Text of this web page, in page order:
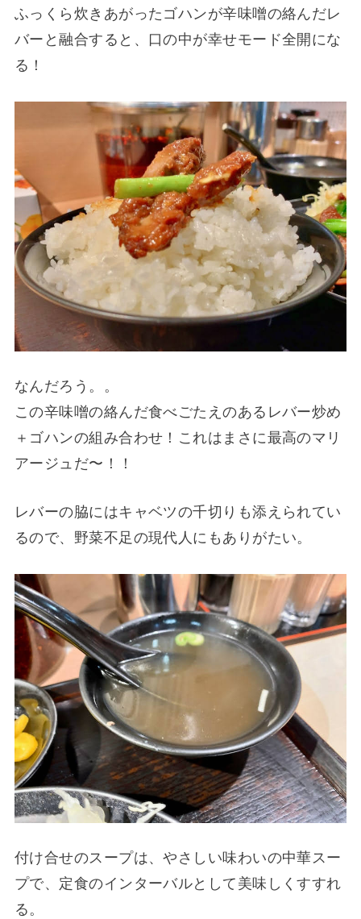
ふっくら炊きあがったゴハンが辛味噌の絡んだレ
バーと融合すると、口の中が幸せモード全開にな
る！
なんだろう。。
この辛味噌の絡んだ食べごたえのあるレバー炒め
＋ゴハンの組み合わせ！これはまさに最高のマリ
アージュだ〜！！
レバーの脇にはキャベツの千切りも添えられてい
るので、野菜不足の現代人にもありがたい。
付け合せのスープは、やさしい味わいの中華スー
プで、定食のインターバルとして美味しくすすれ
る。